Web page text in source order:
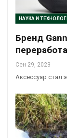
НАУКА И
Бренд
Сен 29, 2023
Аксессуар стал